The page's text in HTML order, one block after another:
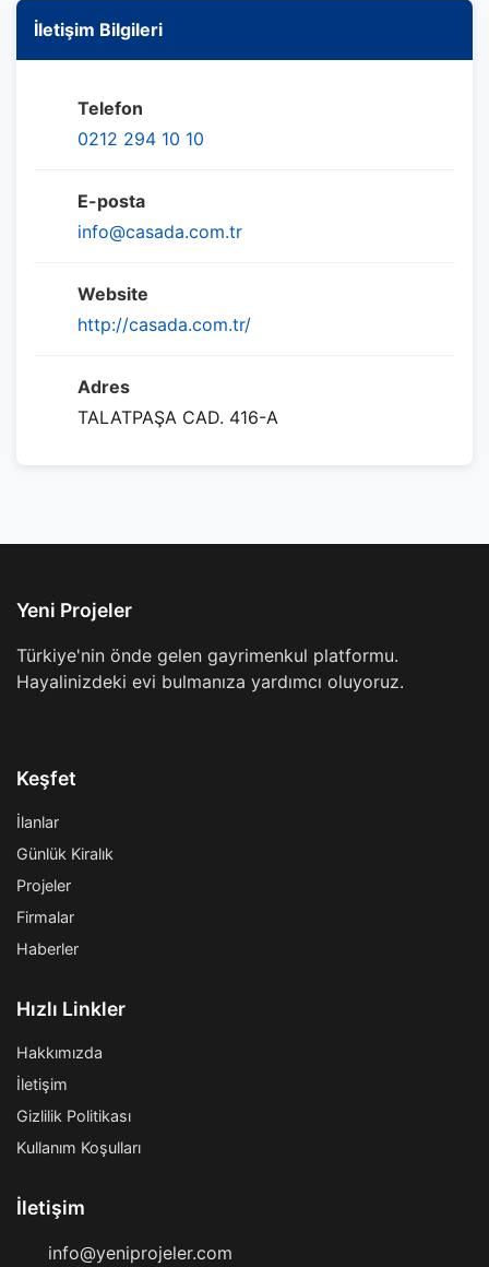
İletişim Bilgileri
Telefon
0212 294 10 10
E-posta
info@casada.com.tr
Website
http://casada.com.tr/
Adres
TALATPAŞA CAD. 416-A
Yeni Projeler
Türkiye'nin önde gelen gayrimenkul platformu.
Hayalinizdeki evi bulmanıza yardımcı oluyoruz.
Keşfet
İlanlar
Günlük Kiralık
Projeler
Firmalar
Haberler
Hızlı Linkler
Hakkımızda
İletişim
Gizlilik Politikası
Kullanım Koşulları
İletişim
info@yeniprojeler.com